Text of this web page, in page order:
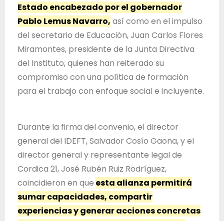
Estado encabezado por el gobernador
Pablo Lemus Navarro, así como en el impulso
del secretario de Educación, Juan Carlos Flores
Miramontes, presidente de la Junta Directiva
del Instituto, quienes han reiterado su
compromiso con una política de formación
para el trabajo con enfoque social e incluyente.
Durante la firma del convenio, el director
general del IDEFT, Salvador Cosío Gaona, y el
director general y representante legal de
Cordica 21, José Rubén Ruiz Rodríguez,
coincidieron en que esta alianza permitirá
sumar capacidades, compartir
experiencias y generar acciones concretas